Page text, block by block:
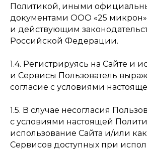
Политикой, иными
документами ООО «25 микрон»
и действующим
Российской Федерации.
1.4. Регистрируясь на Сайте и
и Сервисы Пользователь
согласие с условиями
1.5. В случае несогласия
с условиями настоящей
использование Сайта и/или
Сервисов доступных при